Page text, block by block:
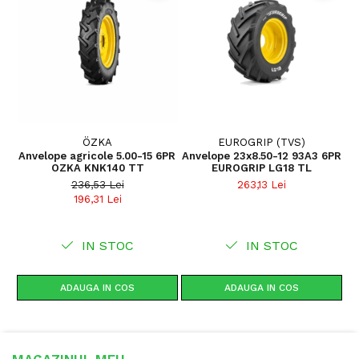
Construcție Diagonală (Bias)
Lățime secțiune (SW) 256 - 260 mm
Rază statică încărcată
(SLR)
Circumferință rulare
recomandată
Greutate 11.3 kg
ÖZKA
Anvelope agricole 5.00-15 6PR
OZKA KNK140 TT
236,53 Lei
196,31 Lei
IN STOC
ADAUGA IN COS
EUROGRIP (TVS)
Anvelope 23x8.50-12 93A3 6PR
EUROGRIP LG18 TL
263,13 Lei
IN STOC
ADAUGA IN COS